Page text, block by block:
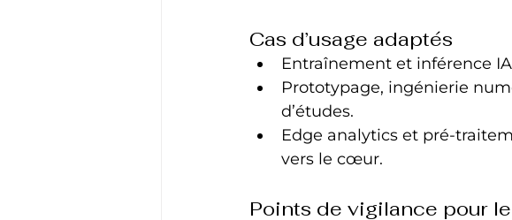
Cas d’usage adaptés
Entraînement et inférence
Prototypage, ingénierie
d’études.
Edge analytics et pré-
vers le cœur.
Points de vigilance pour